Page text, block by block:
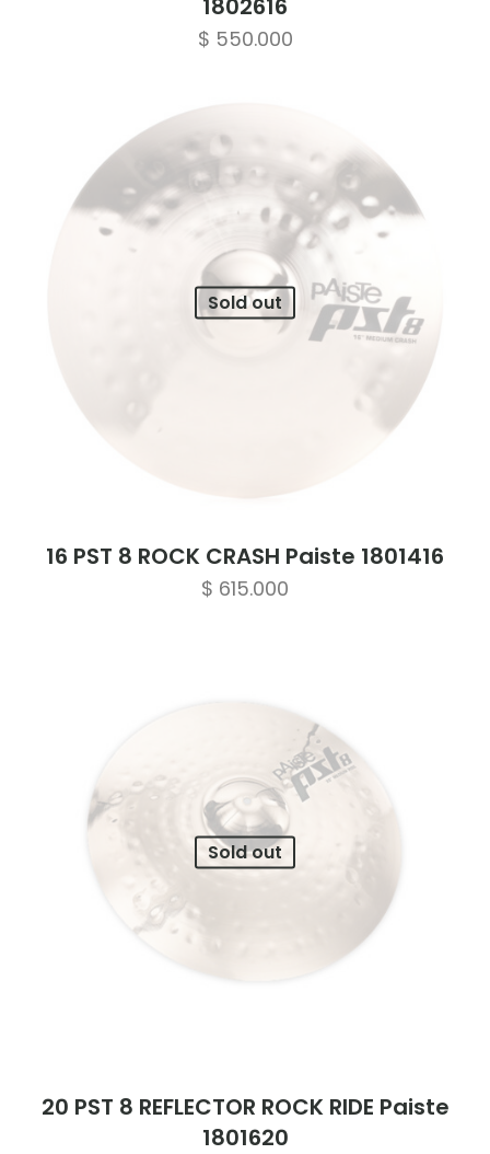
1802616
$ 550.000
Sold out
16 PST 8 ROCK CRASH Paiste 1801416
$ 615.000
Sold out
20 PST 8 REFLECTOR ROCK RIDE Paiste
1801620